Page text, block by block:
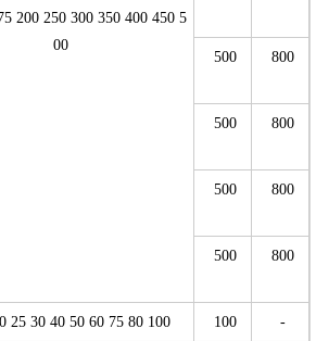
200 250 300 350 400 450 5
00
500 800
500 800
500 800
500 800
25 30 40 50 60 75 80 100 100 -